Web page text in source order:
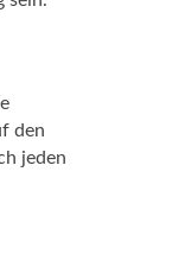
den
jeden